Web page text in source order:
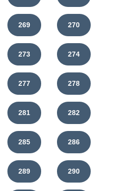
269 270
273 274
277 278
281 282
285 286
289 290